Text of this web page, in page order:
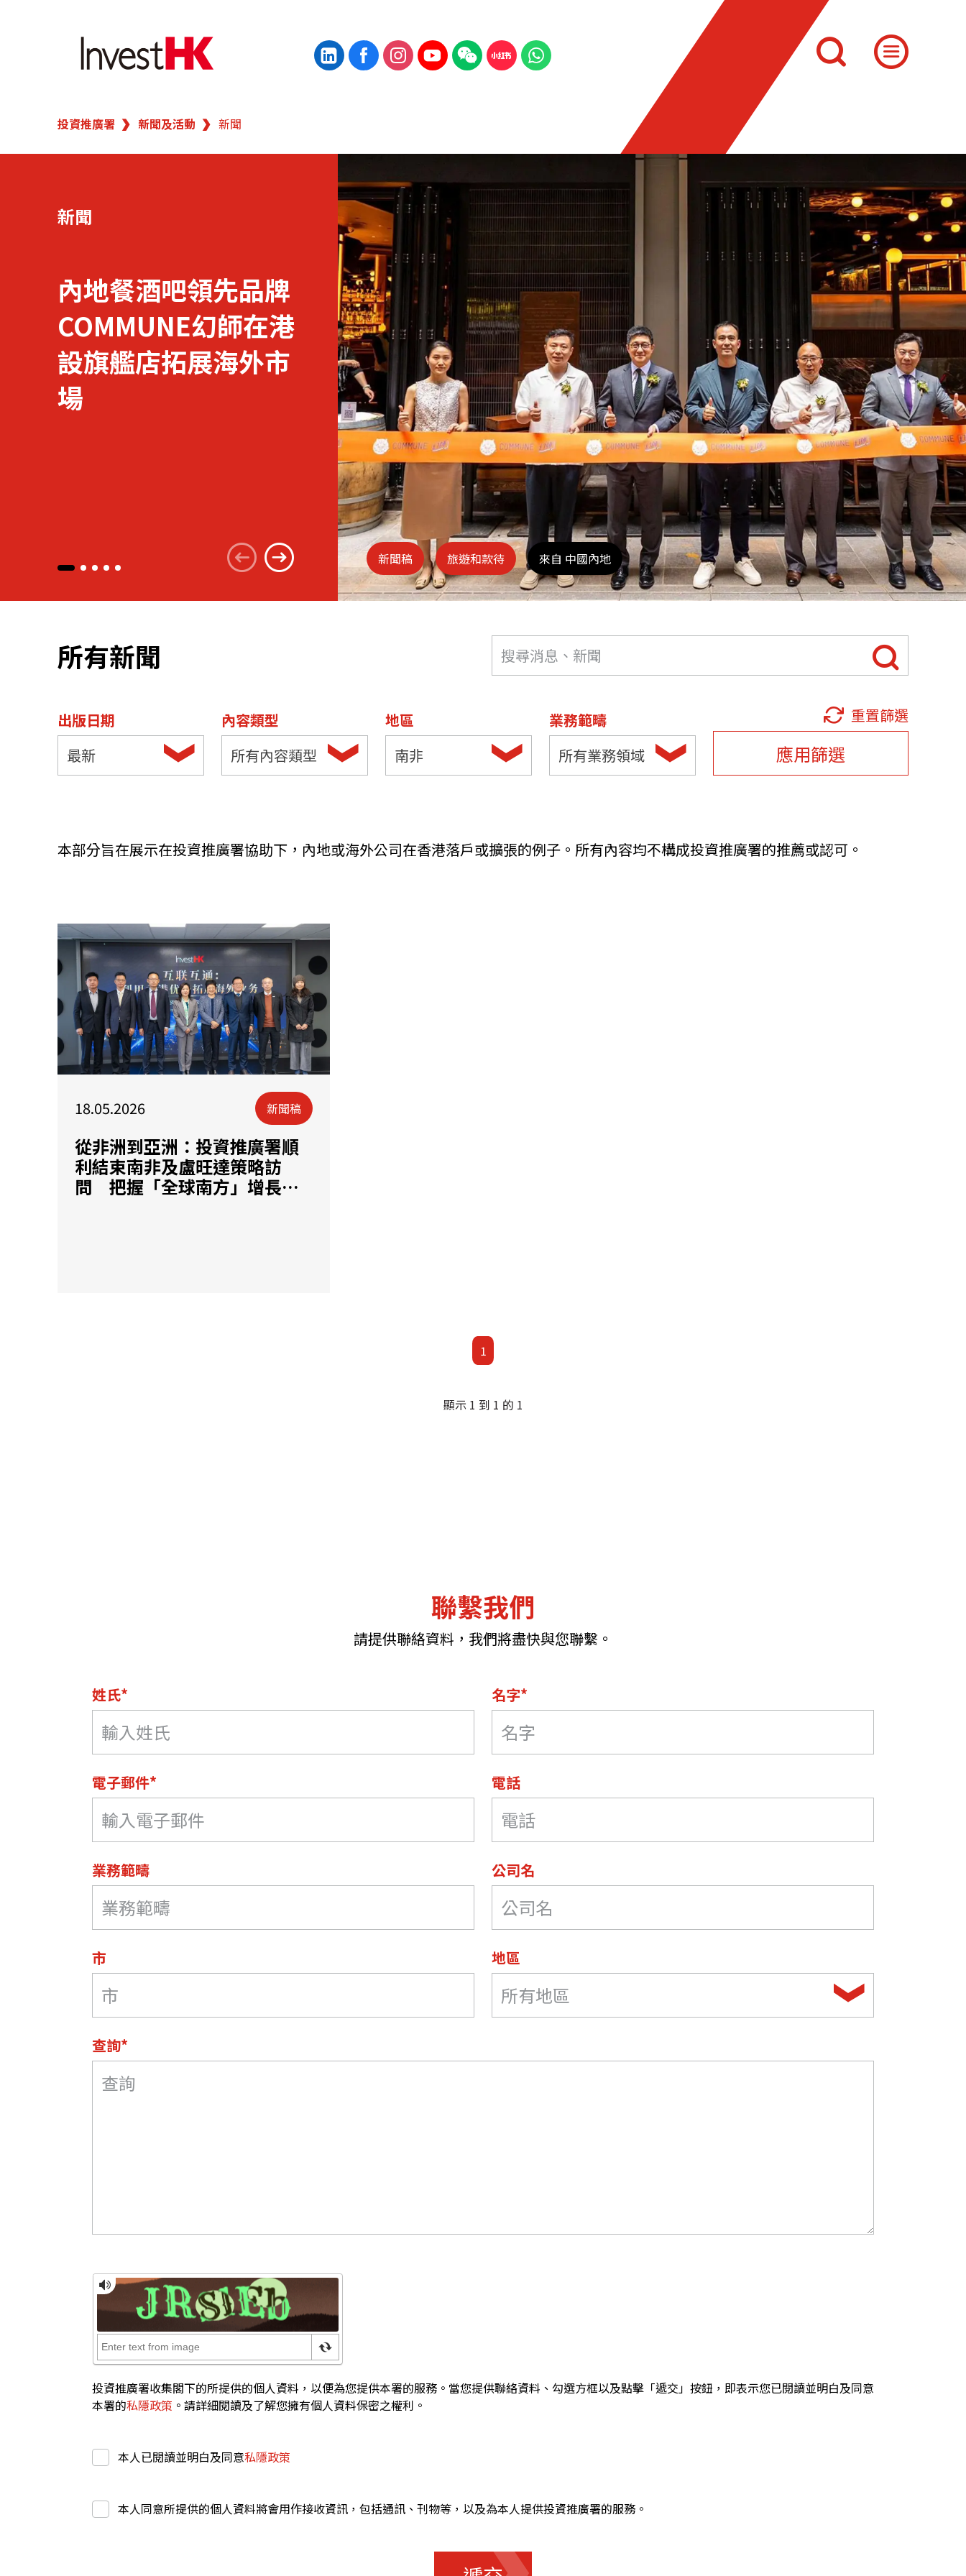
繁 简
香港營商優勢
業務領域
在港開業
關於我們
推薦表格 其他語文內容 招聘
關聯網站
投資推廣署 新聞及活動 新聞
新聞稿 旅遊和款待 來自 中國內地
新聞
內地餐酒吧領先品牌
COMMUNE幻師在港
設旗艦店拓展海外市
場
所有新聞
出版日期
最新
內容類型
所有內容類型
地區
南非
業務範疇
所有業務領域
重置篩選
應用篩選
本部分旨在展示在投資推廣署協助下，內地或海外公司在香港落戶或擴張的例子。所有內容均不構成投資推廣署的推薦或認可。
18.05.2026 新聞稿
從非洲到亞洲：投資推廣署順
利結束南非及盧旺達策略訪
問 把握「全球南方」增長動
1
顯示 1 到 1 的 1
聯繫我們
請提供聯絡資料，我們將盡快與您聯繫。
姓氏* 名字*
電子郵件* 電話
業務範疇 公司名
市 地區
所有地區
查詢*
投資推廣署收集閣下的所提供的個人資料，以便為您提供本署的服務。當您提供聯絡資料、勾選方框以及點擊「遞交」按鈕，即表示您已閱讀並明白及同意
本署的私隱政策 。請詳細閱讀及了解您擁有個人資料保密之權利。
本人已閱讀並明白及同意私隱政策
本人同意所提供的個人資料將會用作接收資訊，包括通訊、刊物等，以及為本人提供投資推廣署的服務。